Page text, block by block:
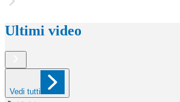
Ultimi video
Vedi tutti